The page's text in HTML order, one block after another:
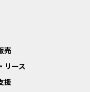
売
リース
援